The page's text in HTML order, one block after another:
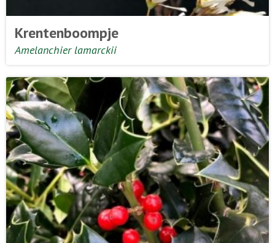
Krentenboompje
Amelanchier lamarckii